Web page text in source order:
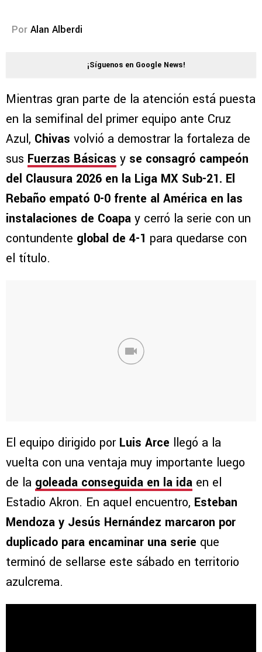
Por Alan Alberdi
¡Síguenos en Google News!
Mientras gran parte de la atención está puesta
en la semifinal del primer equipo ante Cruz
Azul, Chivas volvió a demostrar la fortaleza de
sus Fuerzas Básicas y se consagró campeón
del Clausura 2026 en la Liga MX Sub-21. El
Rebaño empató 0-0 frente al América en las
instalaciones de Coapa y cerró la serie con un
contundente global de 4-1 para quedarse con
el título.
El equipo dirigido por Luis Arce llegó a la
vuelta con una ventaja muy importante luego
de la goleada conseguida en la ida en el
Estadio Akron. En aquel encuentro, Esteban
Mendoza y Jesús Hernández marcaron por
duplicado para encaminar una serie que
terminó de sellarse este sábado en territorio
azulcrema.